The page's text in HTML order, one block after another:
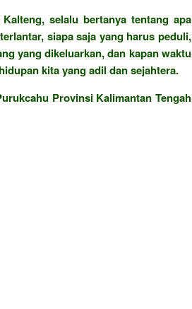
selalu bertanya tentang apa
siapa saja yang harus peduli,
yang dikeluarkan, dan kapan waktu
kita yang adil dan sejahtera.
Provinsi Kalimantan Tengah